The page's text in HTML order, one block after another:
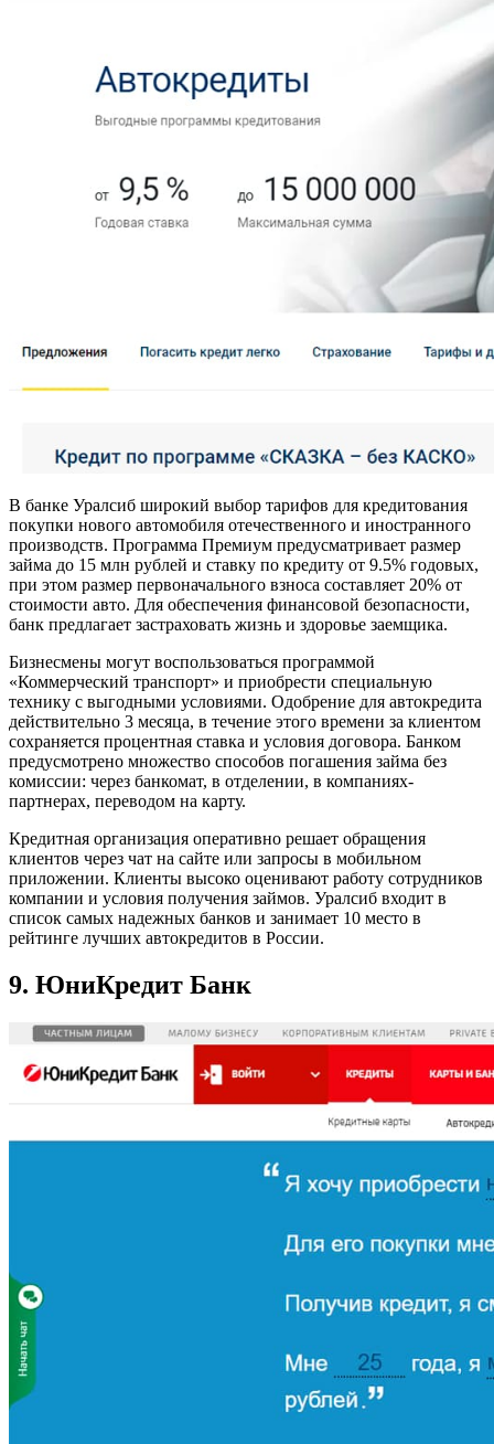
В банке Уралсиб широкий выбор тарифов для кредитования
покупки нового автомобиля отечественного и иностранного
производств. Программа Премиум предусматривает размер
займа до 15 млн рублей и ставку по кредиту от 9.5% годовых,
при этом размер первоначального взноса составляет 20% от
стоимости авто. Для обеспечения финансовой безопасности,
банк предлагает застраховать жизнь и здоровье заемщика.
Бизнесмены могут воспользоваться программой
«Коммерческий транспорт» и приобрести специальную
технику с выгодными условиями. Одобрение для автокредита
действительно 3 месяца, в течение этого времени за клиентом
сохраняется процентная ставка и условия договора. Банком
предусмотрено множество способов погашения займа без
комиссии: через банкомат, в отделении, в компаниях-
партнерах, переводом на карту.
Кредитная организация оперативно решает обращения
клиентов через чат на сайте или запросы в мобильном
приложении. Клиенты высоко оценивают работу сотрудников
компании и условия получения займов. Уралсиб входит в
список самых надежных банков и занимает 10 место в
рейтинге лучших автокредитов в России.
9. ЮниКредит Банк